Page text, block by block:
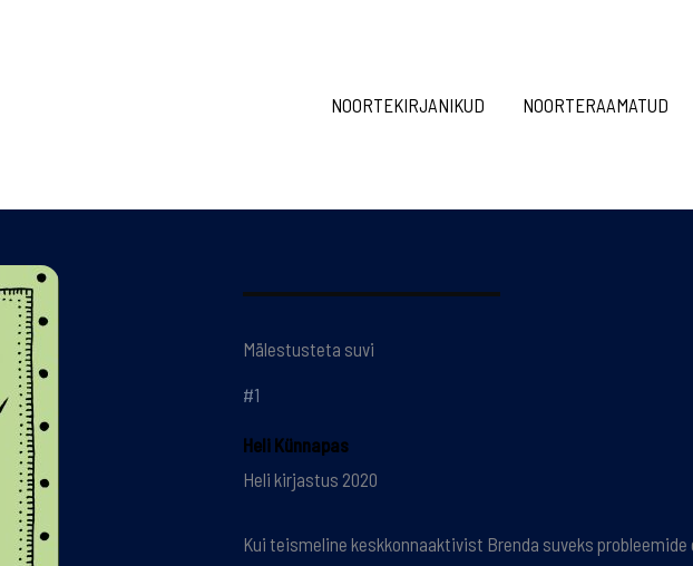
NOORTEKIRJANIKUD
NOORTERAAMATUD
Mälestusteta suvi
#1
Heli Künnapas
Heli kirjastus 2020
Kui teismeline keskkonnaaktivist Brenda suveks probleemide